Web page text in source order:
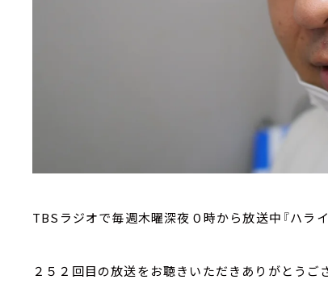
TBSラジオで毎週木曜深夜０時から放送中『ハライ
２５２回目の放送をお聴きいただきありがとうご